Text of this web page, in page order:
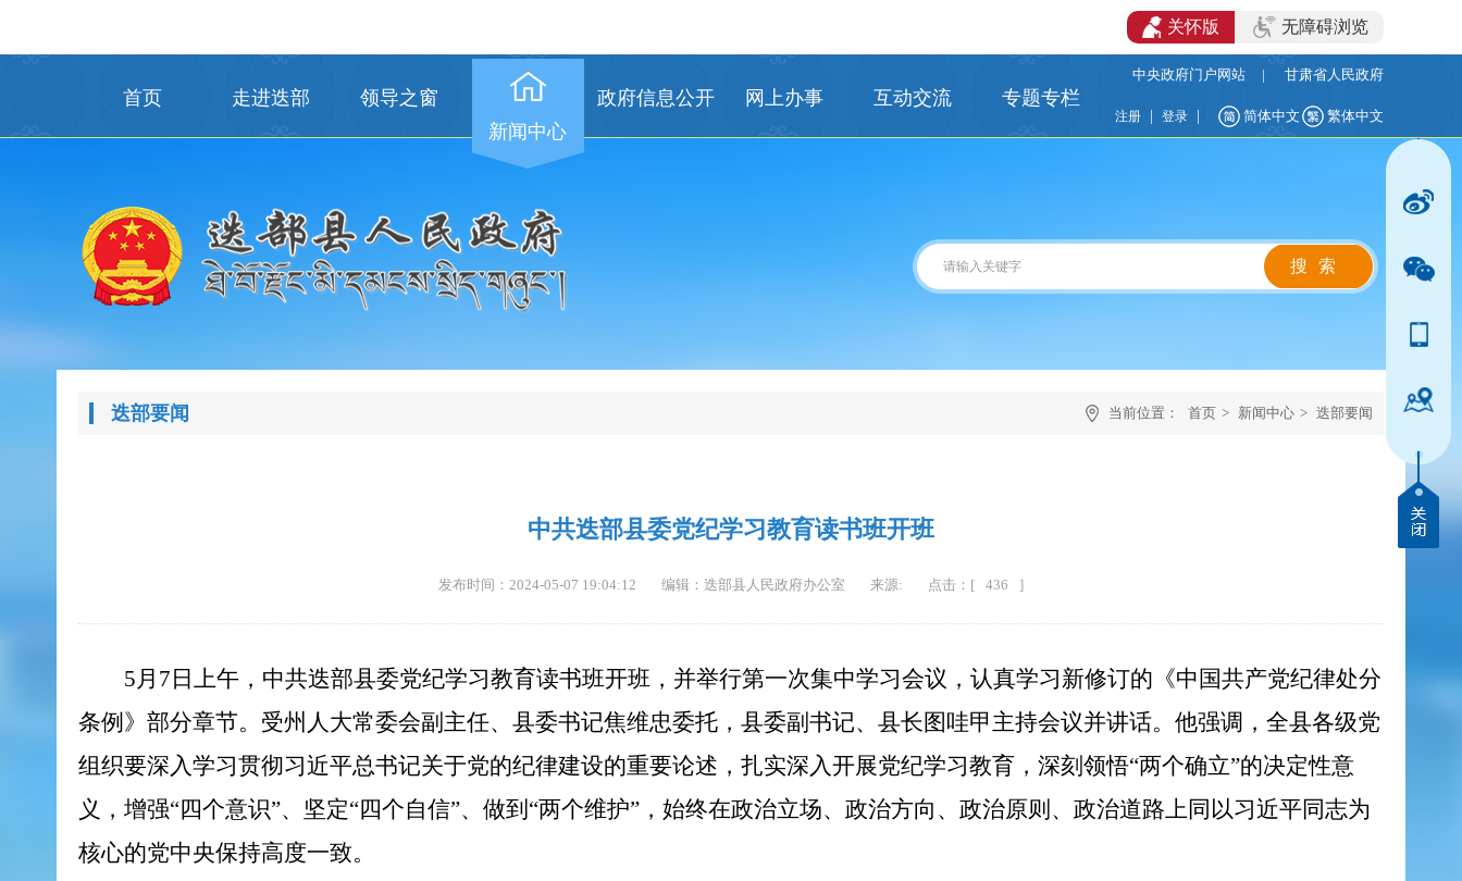
关怀版 无障碍浏览
首页 走进迭部
领导之窗
新闻中心
政府信息公开 网上办事 互动交流 专题专栏
中央政府门户网站 | 甘肃省人民政府
注册 登录 简体中文 繁体中文
当前位置： 首页 > 新闻中心 > 迭部要闻
迭部要闻
中共迭部县委党纪学习教育读书班开班
发布时间：2024-05-07 19:04:12 编辑：迭部县人民政府办公室 来源: 点击：[ 436 ]
5月7日上午，中共迭部县委党纪学习教育读书班开班，并举行第一次集中学习会议，认真学习新修订的《中国共产党纪律处分
条例》部分章节。受州人大常委会副主任、县委书记焦维忠委托，县委副书记、县长图哇甲主持会议并讲话。 他强调， 全县各级党
组织要深入学习贯彻习近平总书记关于党的纪律建设的重要论述，扎实深入开展党纪学习教育，深刻领悟“两个确立”的决定性意
义，增强“四个意识”、坚定“四个自信”、做到“两个维护”，始终在政治立场、政治方向、政治原则、政治道路上同以习近平同志为
核心的党中央保持高度一致。